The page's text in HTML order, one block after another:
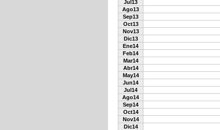
Jul13
Ago13
Sep13
Oct13
Nov13
Dic13
Ene14
Feb14
Mar14
Abr14
May14
Jun14
Jul14
Ago14
Sep14
Oct14
Nov14
Dic14